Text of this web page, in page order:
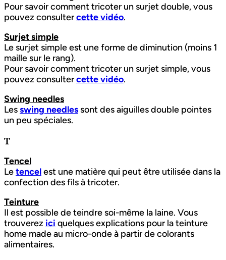
Pour savoir comment tricoter un surjet double, vous
pouvez consultercette vidéo.
Surjet simple
Le surjet simple est une forme de diminution (moins 1
maille sur le rang).
Pour savoir comment tricoter un surjet simple, vous
pouvez consultercette vidéo.
Swing needles
Lesswing needlessont des aiguilles double pointes
un peu spéciales.
T
Tencel
Letencelest une matière qui peut être utilisée dans la
confection des fils à tricoter.
Teinture
Il est possible de teindre soi-même la laine. Vous
trouverez ici quelques explications pour la teinture
home made au micro-onde à partir de colorants
alimentaires.